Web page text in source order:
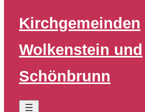
Kirchgemeinden
Wolkenstein und
Schönbrunn